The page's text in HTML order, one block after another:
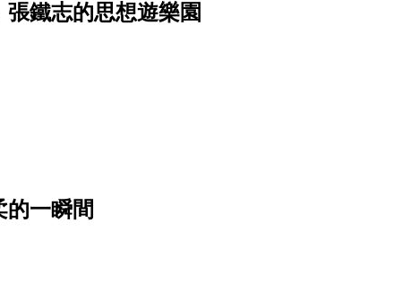
鐵志的思想遊樂園
的一瞬間